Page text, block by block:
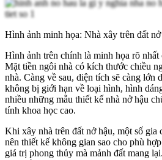
Hình ảnh minh họa: Nhà xây trên đất nở
Hình ảnh trên chính là minh họa rõ nhất
Mặt tiền ngôi nhà có kích thước chiều
nhà. Càng về sau, diện tích sẽ càng lớn
không bị giới hạn về loại hình, hình
nhiều những mẫu thiết kế nhà nở hậu
tính khoa học cao.
Khi xây nhà trên đất nở hậu, một số gia
nên thiết kế không gian sao cho phù
giá trị phong thủy mà mảnh đất mang